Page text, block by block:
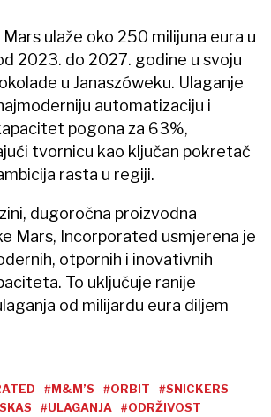
Mars ulaže oko 250 milijuna eura u
2023. do 2027. godine u svoju
u Janaszóweku. Ulaganje
automatizaciju i
pogona za 63%,
tvornicu kao ključan pokretač
rasta u regiji.
dugoročna proizvodna
Mars, Incorporated usmjerena je
otpornih i inovativnih
To uključuje ranije
od milijardu eura diljem
#M&M’S #ORBIT
#SNICKERS
#ULAGANJA
#ODRŽIVOST